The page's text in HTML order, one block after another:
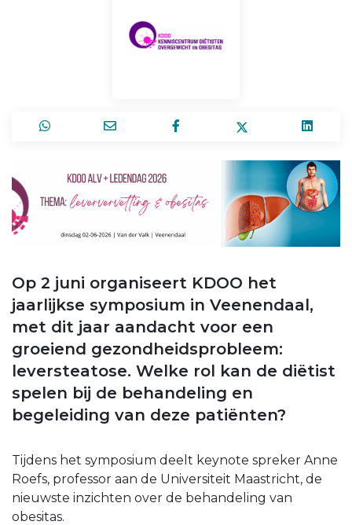
Op 2 juni organiseert KDOO het
jaarlijkse symposium in Veenendaal,
met dit jaar aandacht voor een
groeiend gezondheidsprobleem:
leversteatose. Welke rol kan de diëtist
spelen bij de behandeling en
begeleiding van deze patiënten?
Tijdens het symposium deelt keynote spreker Anne
Roefs, professor aan de Universiteit Maastricht, de
nieuwste inzichten over de behandeling van
obesitas.